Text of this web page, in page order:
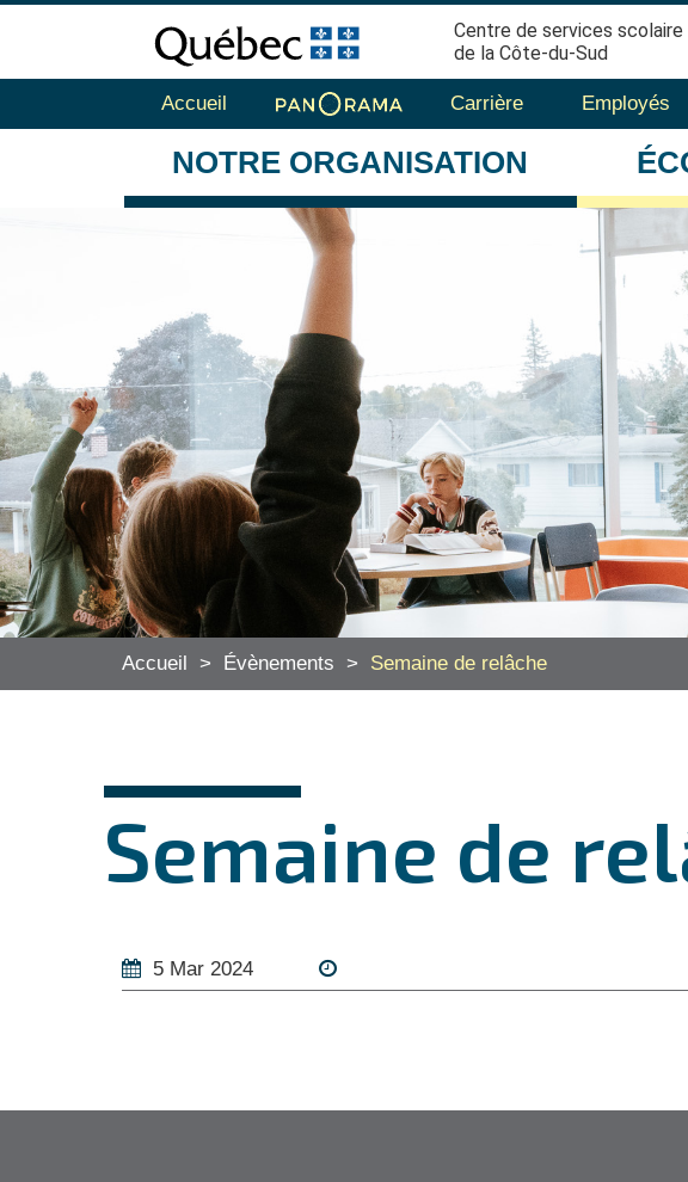
Centre de services scolaire
de la Côte-du-Sud
Accueil Carrière Employés
NOTRE ORGANISATION
Accueil > Évènements > Semaine de relâche
Semaine de
5 Mar 2024